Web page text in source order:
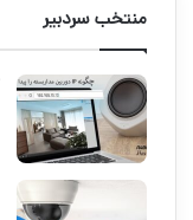
منتخب سردبیر